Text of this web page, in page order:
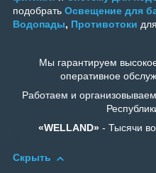
подобрать Освещение для
Водопады, Противотоки
Мы гарантируем
оперативное
Работаем и
«WELLAND»- Тысячи
Скрыть